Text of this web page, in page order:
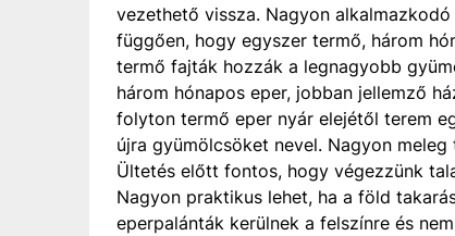
vezethető vissza. Nagyon
függően, hogy egyszer termő, három
termő fajták hozzák a legnagyobb
három hónapos eper, jobban jellemző
folyton termő eper nyár elejétől terem
újra gyümölcsöket nevel. Nagyon
Ültetés előtt fontos, hogy végezzünk
Nagyon praktikus lehet, ha a föld
eperpalánták kerülnek a felszínre és